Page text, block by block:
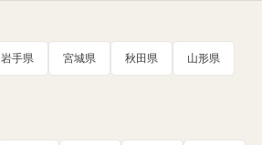
岩手県 宮城県 秋田県 山形県